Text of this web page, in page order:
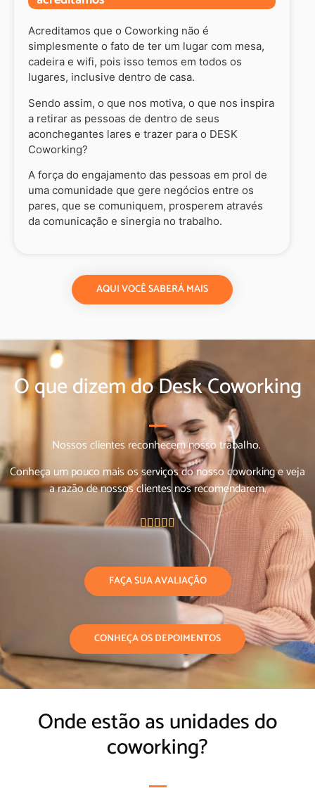
Acreditamos que o Coworking não é
simplesmente o fato de ter um lugar com mesa,
cadeira e wifi, pois isso temos em todos os
lugares, inclusive dentro de casa.
Sendo assim, o que nos motiva, o que nos inspira
a retirar as pessoas de dentro de seus
aconchegantes lares e trazer para o DESK
Coworking?
A força do engajamento das pessoas em prol de
uma comunidade que gere negócios entre os
pares, que se comuniquem, prosperem através
da comunicação e sinergia no trabalho.
AQUI VOCÊ SABERÁ MAIS
O que dizem do Desk Coworking
Nossos clientes reconhecem nosso trabalho.
Conheça um pouco mais os serviços do nosso coworking e veja
a razão de nossos clientes nos recomendarem.
   
FAÇA SUA AVALIAÇÃO
CONHEÇA OS DEPOIMENTOS
Onde estão as unidades do
coworking?